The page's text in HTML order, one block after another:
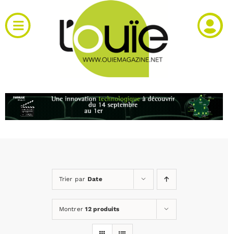
au
contenu
Toggle
Navigation
RH et emploi
Trier par Date
Montrer12 produits